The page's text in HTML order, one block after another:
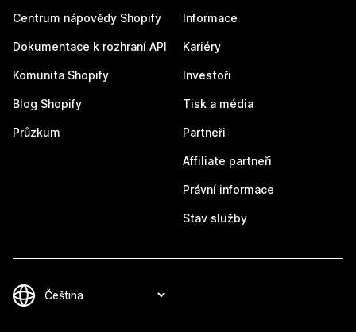
Centrum nápovědy Shopify
Dokumentace k rozhraní API
Komunita Shopify
Blog Shopify
Průzkum
Informace
Kariéry
Investoři
Tisk a média
Partneři
Affiliate partneři
Právní informace
Stav služby